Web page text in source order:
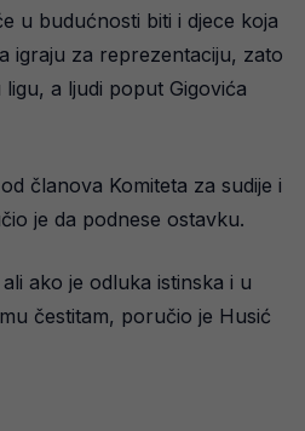
u budućnosti biti i djece koja
igraju za reprezentaciju, zato
a ljudi poput Gigovića
članova Komiteta za sudije i
je da podnese ostavku.
ako je odluka istinska i u
čestitam, poručio je Husić